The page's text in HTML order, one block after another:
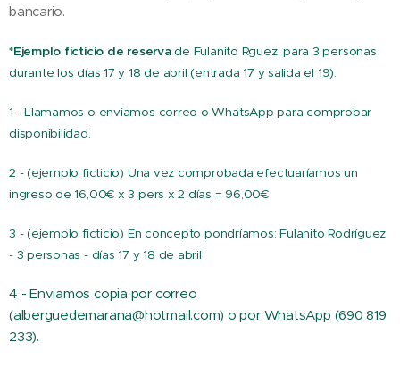
bancario.
*Ejemplo ficticio de reservade Fulanito Rguez. para 3 personas
durante los días 17 y 18 de abril (entrada 17 y salida el 19):
1 - Llamamos o enviamos correo o WhatsApp para comprobar
disponibilidad.
2 - (ejemplo ficticio) Una vez comprobada efectuaríamos un
ingreso de 16,00€ x 3 pers x 2 días = 96,00€
3 - (ejemplo ficticio) En concepto pondríamos: Fulanito Rodríguez
- 3 personas - días 17 y 18 de abril
4 - Enviamos copia por correo
(alberguedemarana@hotmail.com) o por WhatsApp (690 819
233).